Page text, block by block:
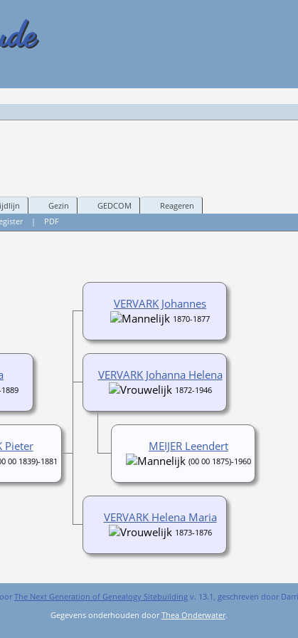
Gezin GEDCOM
Reageren
| PDF
VERVARK Johannes
1870-1877
VERVARK Johanna Helena
1872-1946
MEIJER Leendert
(00 00 1875)-1960
VERVARK Helena Maria
1873-1876
Pieter
00 1839)-1881
The Next Generation of Genealogy Sitebuilding v. 13.1, geschreven door
Gegevens onderhouden doorThea Onderwater.